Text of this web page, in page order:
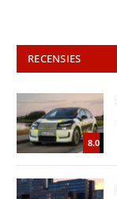
RECENSIES
8.0